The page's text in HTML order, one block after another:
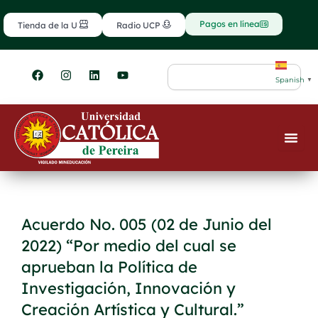
al
contenido
Tienda de la U Radio UCP Pagos en línea
F
a
e
b
o
o
k
I
n
t
g
r
m
L
i
k
e
d
i
n
Y
o
t
u
b
e
Search
Spanish ▼
Acuerdo No. 005 (02 de Junio del
2022) “Por medio del cual se
aprueban la Política de
Investigación, Innovación y
Creación Artística y Cultural.”